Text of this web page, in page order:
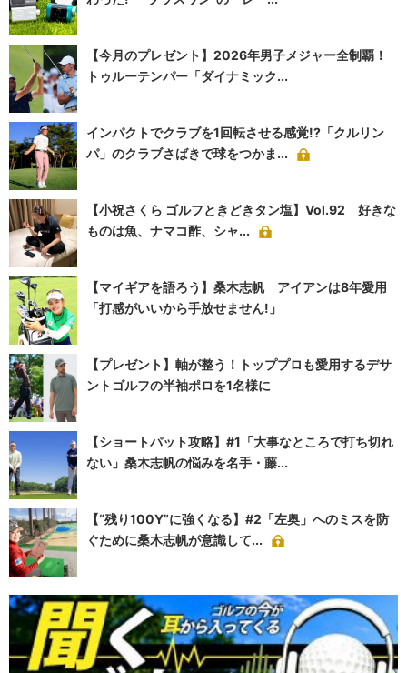
【今月のプレゼント】2026年男子メジャー全制覇！
トゥルーテンパー「ダイナミック...
インパクトでクラブを1回転させる感覚!?「クルリン
パ」のクラブさばきで球をつかま...
【小祝さくら ゴルフときどきタン塩】Vol.92 好きな
ものは魚、ナマコ酢、シャ...
【マイギアを語ろう】桑木志帆 アイアンは8年愛用
「打感がいいから手放せません!」
【プレゼント】軸が整う！トッププロも愛用するデサ
ントゴルフの半袖ポロを1名様に
【ショートパット攻略】#1「大事なところで打ち切れ
ない」桑木志帆の悩みを名手・藤...
【“残り100Y”に強くなる】#2「左奥」へのミスを防
ぐために桑木志帆が意識して...